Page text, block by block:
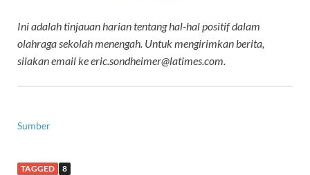
Ini adalah tinjauan harian tentang hal-hal positif dalam
olahraga sekolah menengah. Untuk mengirimkan berita,
silakan email keeric.sondheimer@latimes.com.
Sumber
TAGGED 8